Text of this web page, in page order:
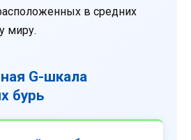
в средних
миру.
G-шкала
бурь